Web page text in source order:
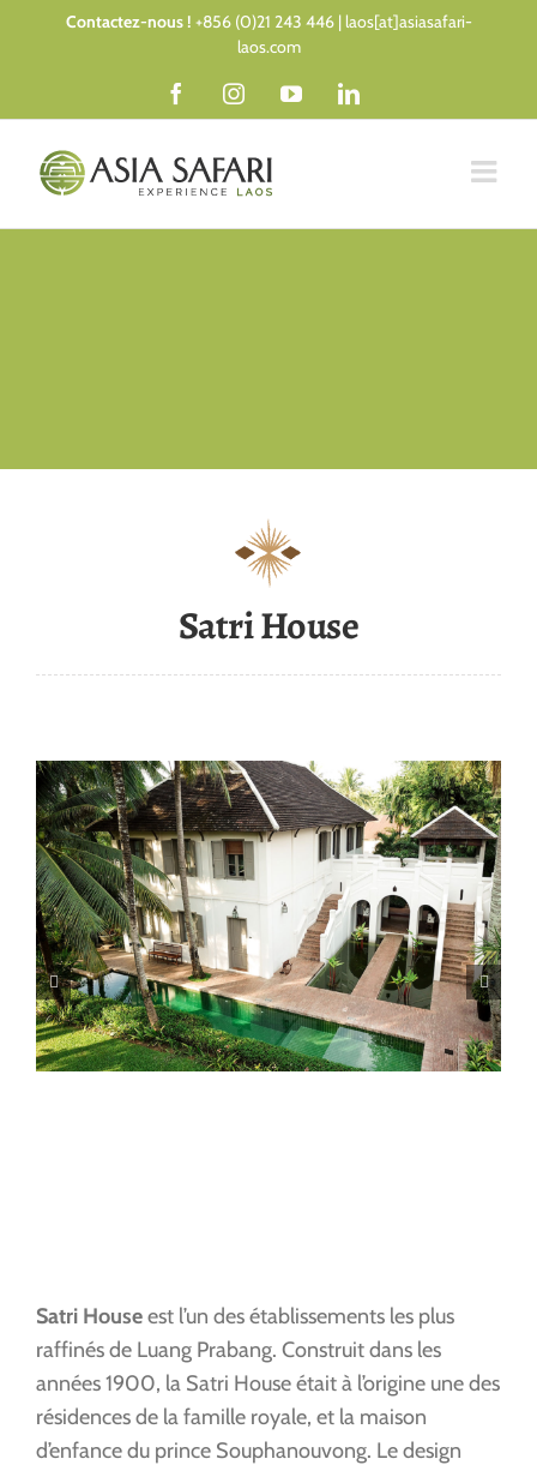
Contactez-nous ! +856 (0)21 243 446 | laos[at]asiasafari-
laos.com
FacebookInstagramYouTubeLinkedIn
Satri House
Satri Houseest l’un des établissements les plus
raffinés de Luang Prabang. Construit dans les
années 1900, la Satri House était à l’origine une des
résidences de la famille royale, et la maison
d’enfance du prince Souphanouvong. Le design